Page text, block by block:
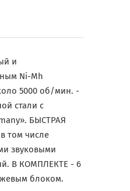
и
Ni-Mh
5000 об/мин. -
стали с
БЫСТРАЯ
том числе
звуковыми
В КОМПЛЕКТЕ - 6
блоком.